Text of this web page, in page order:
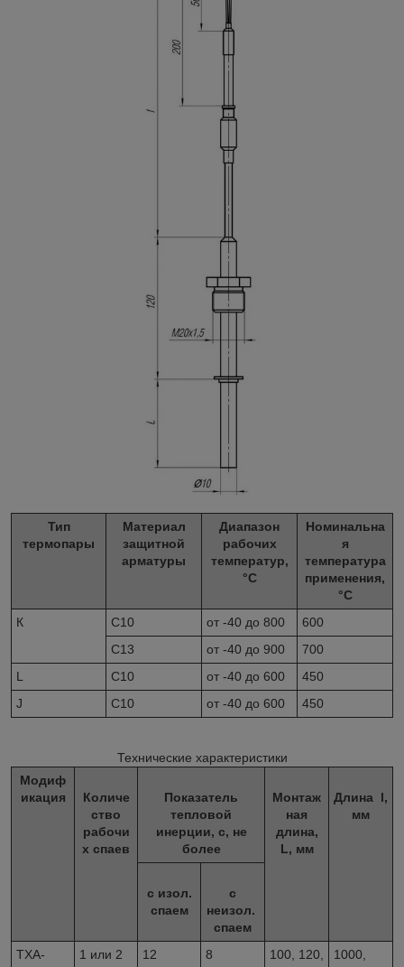
Тип
термопары
Материал
защитной
арматуры
Диапазон
рабочих
температур,
°С
Номинальна
я
температура
применения,
°С
К
С10 от -40 до 800
600
С13 от -40 до 900
700
L
С10 от -40 до 600
450
J
С10 от -40 до 600 450
Технические характеристики
Модиф
икация
Количе
ство
рабочи
х спаев
Показатель
тепловой
инерции, с, не
более
Монтаж
ная
длина,
L, мм
Длина l,
мм
с изол.
спаем
с
неизол.
спаем
ТХА-
1 или 2 12 8
100, 120,
1000,